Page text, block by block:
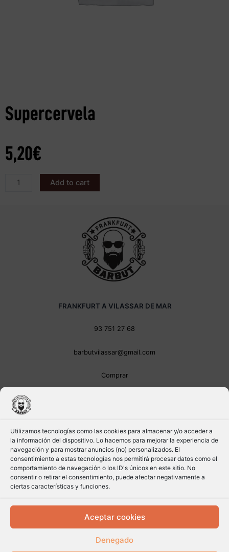
Utilizamos tecnologías como las cookies para almacenar y/o acceder a
la información del dispositivo. Lo hacemos para mejorar la experiencia de
navegación y para mostrar anuncios (no) personalizados. El
consentimiento a estas tecnologías nos permitirá procesar datos como el
comportamiento de navegación o los ID's únicos en este sitio. No
consentir o retirar el consentimiento, puede afectar negativamente a
ciertas características y funciones.
Aceptar cookies
Denegado
Supercervela
5,20€
Add to cart
FRANKFURT A VILASSAR DE MAR
93 751 27 68
barbutvilassar@gmail.com
Comprar